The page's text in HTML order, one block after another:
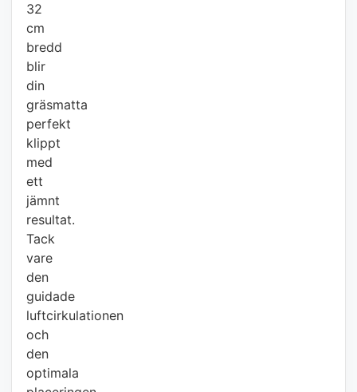
32
cm
bredd
blir
din
gräsmatta
perfekt
klippt
med
ett
jämnt
resultat.
Tack
vare
den
guidade
luftcirkulationen
och
den
optimala